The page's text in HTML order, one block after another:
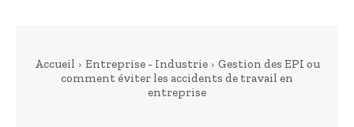
Accueil Entreprise - Industrie
Gestion des EPI ou
comment éviter les accidents de travail en
entreprise